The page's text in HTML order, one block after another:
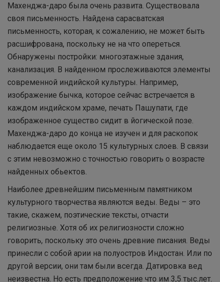
Махенджа-даро была очень развита. Существовала
своя письменность. Найдена сарасватская
письменность, которая, к сожалению, не может быть
расшифрована, поскольку не на что опереться.
Обнаружены постройки: многоэтажные здания,
канализация. В найденном прослеживаются элементы
современной индийской культуры. Например,
изображение бычка, которое сейчас встречается в
каждом индийском храме, печать Пашупати, где
изображенное существо сидит в йогической позе.
Махенджа-даро до конца не изучен и для раскопок
наблюдается еще около 15 культурных слоев. В связи
с этим невозможно с точностью говорить о возрасте
найденных обьектов.
Наиболее древнейшим письменным памятником
культурного творчества являются веды. Веды – это
такие, скажем, поэтические тексты, отчасти
религиозные. Хотя об их религиозности сложно
говорить, поскольку это очень древние писания. Веды
принесли с собой арии на полуостров Индостан. Или по
другой версии, они там были всегда. Датировка вед
неизвестна. Но есть предположение что им 3,5 тыс.лет.